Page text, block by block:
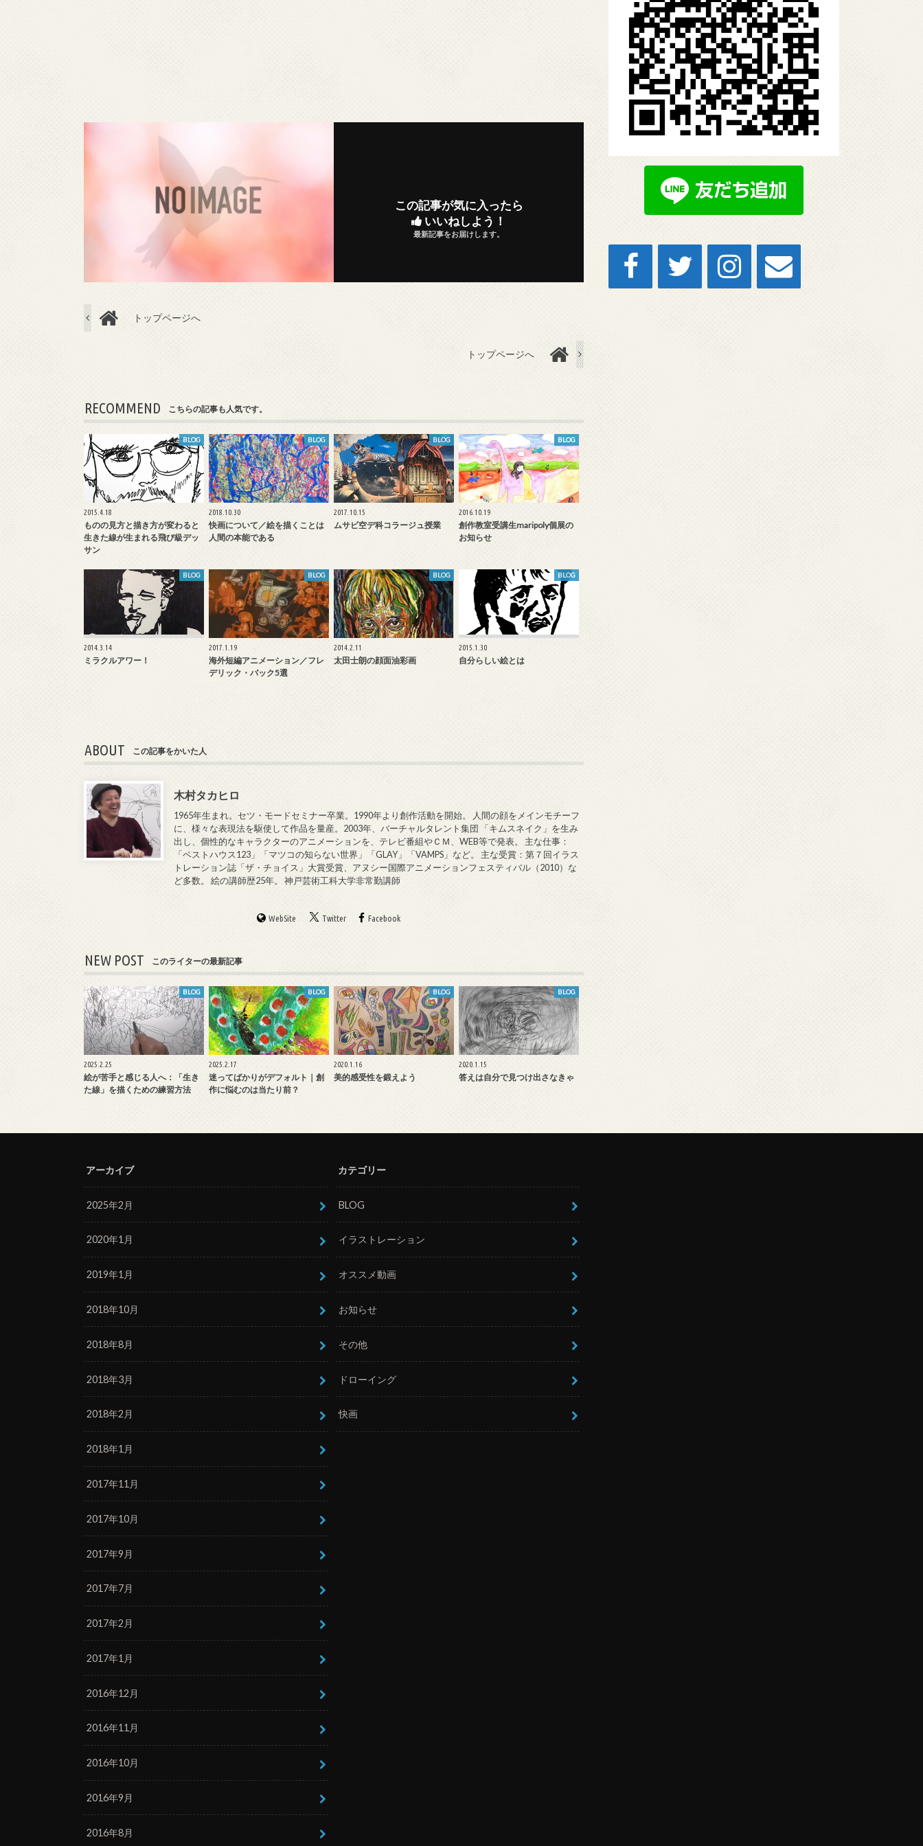
この記事が気に入ったら
いいねしよう！
最新記事をお届けします。
トップページへ
トップページへ
RECOMMEND こちらの記事も人気です。
BLOG
2015.4.18
ものの見方と描き方が変わると
生きた線が生まれる飛び級デッ
サン
BLOG
2018.10.30
快画について／絵を描くことは
人間の本能である
BLOG
2017.10.15
ムサビ空デ科コラージュ授業
BLOG
2016.10.19
創作教室受講生maripoly個展の
お知らせ
BLOG
2014.3.14
ミラクルアワー！
BLOG
2017.1.19
海外短編アニメーション／フレ
デリック・バック5選
BLOG
2014.2.11
太田士朗の顔面油彩画
BLOG
2015.1.30
自分らしい絵とは
ABOUT この記事をかいた人
木村タカヒロ
1965年生まれ。セツ・モードセミナー卒業。1990年より創作活動を開始。 人間の顔をメインモチーフ
に、様々な表現法を駆使して作品を量産。2003年、バーチャルタレント集団 「キムスネイク」を生み
出し、個性的なキャラクターのアニメーションを、テレビ番組やＣＭ、WEB等で発表。 主な仕事：
「ベストハウス123」「マツコの知らない世界」「GLAY」「VAMPS」など。 主な受賞：第７回イラス
トレーション誌「ザ・チョイス」大賞受賞、アヌシー国際アニメーションフェスティバル（2010）な
ど多数。 絵の講師歴25年。 神戸芸術工科大学非常勤講師
WebSite Twitter Facebook
NEW POST このライターの最新記事
BLOG
2025.2.25
絵が苦手と感じる人へ：「生き
た線」を描くための練習方法
BLOG
2025.2.17
迷ってばかりがデフォルト｜創
作に悩むのは当たり前？
BLOG
2020.1.16
美的感受性を鍛えよう
BLOG
2020.1.15
答えは自分で見つけ出さなきゃ
アーカイブ
2025年2月
2020年1月
2019年1月
2018年10月
2018年8月
2018年3月
2018年2月
2018年1月
2017年11月
2017年10月
2017年9月
2017年7月
2017年2月
2017年1月
2016年12月
2016年11月
2016年10月
2016年9月
2016年8月
カテゴリー
BLOG
イラストレーション
オススメ動画
お知らせ
その他
ドローイング
快画